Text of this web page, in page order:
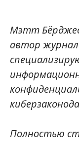
Мэтт
автор
Полностью